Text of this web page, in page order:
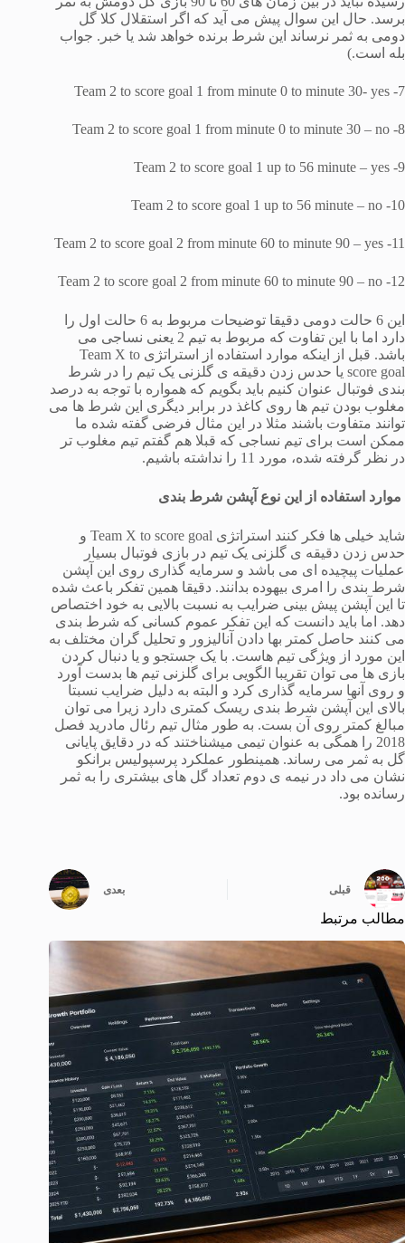
برسد. حال این سوال پیش می آید که اگر استقلال کلا گل
دومی به ثمر نرساند این شرط برنده خواهد شد یا خبر. جواب
بله است.)
7- Team 2 to score goal 1 from minute 0 to minute 30- yes
8- Team 2 to score goal 1 from minute 0 to minute 30 – no
9- Team 2 to score goal 1 up to 56 minute – yes
10- Team 2 to score goal 1 up to 56 minute – no
11- Team 2 to score goal 2 from minute 60 to minute 90 – yes
12- Team 2 to score goal 2 from minute 60 to minute 90 – no
این 6 حالت دومی دقیقا توضیحات مربوط به 6 حالت اول را
دارد اما با این تفاوت که مربوط به تیم 2 یعنی نساجی می
باشد. قبل از اینکه موارد استفاده از استراتژی Team X to
score goal یا حدس زدن دقیقه ی گلزنی یک تیم را در شرط
بندی فوتبال عنوان کنیم باید بگویم که همواره با توجه به درصد
مغلوب بودن تیم ها روی کاغذ در برابر دیگری این شرط ها می
توانند متفاوت باشند مثلا در این مثال فرضی گفته شده ما
ممکن است برای تیم نساجی که قبلا هم گفتم تیم مغلوب تر
در نظر گرفته شده، مورد 11 را نداشته باشیم.
موارد استفاده از این نوع آپشن شرط بندی
شاید خیلی ها فکر کنند استراتژی Team X to score goal و
حدس زدن دقیقه ی گلزنی یک تیم در بازی فوتبال بسیار
عملیات پیچیده ای می باشد و سرمایه گذاری روی این آپشن
شرط بندی را امری بیهوده بدانند. دقیقا همین تفکر باعث شده
تا این آپشن پیش بینی ضرایب به نسبت بالایی به خود اختصاص
دهد. اما باید دانست که این تفکر عموم کسانی که شرط بندی
می کنند حاصل کمتر بها دادن آنالیزور و تحلیل گران مختلف به
این مورد از ویژگی تیم هاست. با یک جستجو و یا دنبال کردن
بازی ها می توان تقریبا الگویی برای گلزنی تیم ها بدست آورد
و روی آنها سرمایه گذاری کرد و البته به دلیل ضرایب نسبتا
بالای این آپشن شرط بندی ریسک کمتری دارد زیرا می توان
مبالغ کمتر روی آن بست. به طور مثال تیم رئال مادرید فصل
2018 را همگی به عنوان تیمی میشناختند که در دقایق پایانی
گل به ثمر می رساند. همینطور عملکرد پرسپولیس برانکو
نشان می داد در نیمه ی دوم تعداد گل های بیشتری را به ثمر
رسانده بود.
قبلی بعدی
مطالب مرتبط